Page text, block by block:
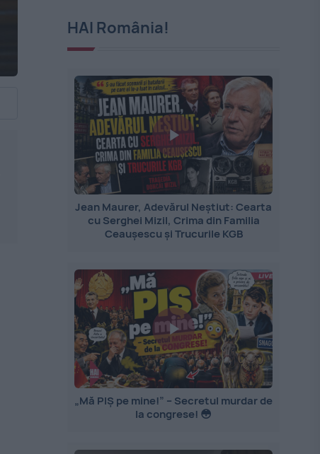
HAI România!
Jean Maurer, Adevărul Neștiut: Cearta
cu Serghei Mizil, Crima din Familia
Ceaușescu și Trucurile KGB
„Mă PIȘ pe mine!” – Secretul murdar de
la congrese! 😳